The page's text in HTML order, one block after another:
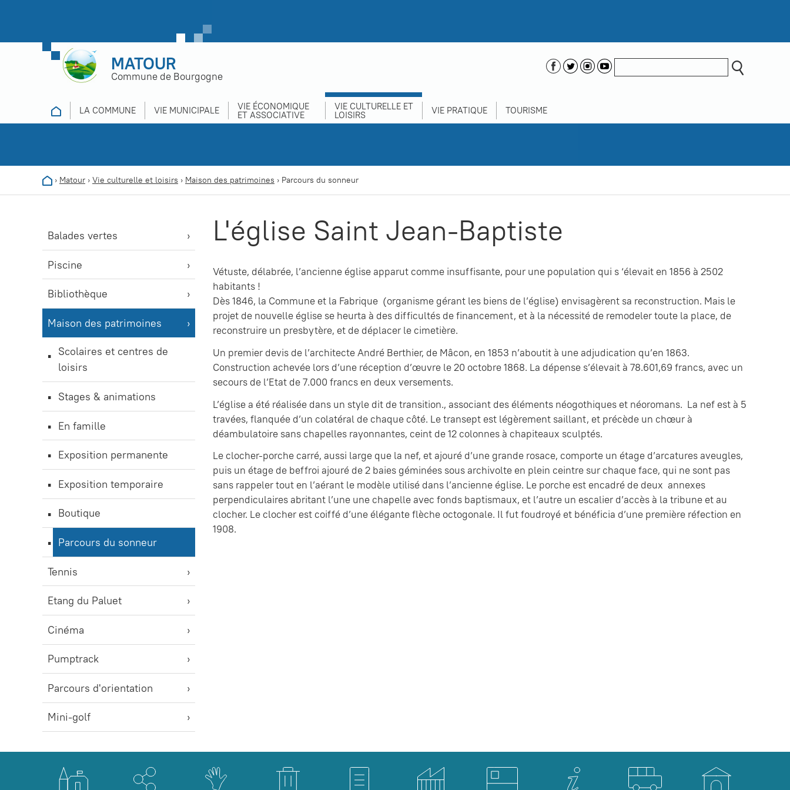
MATOUR
Commune de Bourgogne
LA COMMUNE VIE MUNICIPALE VIE ÉCONOMIQUE
ET ASSOCIATIVE
VIE CULTURELLE ET
LOISIRS VIE PRATIQUE TOURISME
› Matour › Vie culturelle et loisirs › Maison des patrimoines › Parcours du sonneur
Balades vertes
Piscine
Bibliothèque
Maison des patrimoines
Scolaires et centres de
loisirs
Stages & animations
En famille
Exposition permanente
Exposition temporaire
Boutique
Parcours du sonneur
Tennis
Etang du Paluet
Cinéma
Pumptrack
Parcours d'orientation
Mini-golf
L'église Saint Jean-Baptiste
Vétuste, délabrée, l’ancienne église apparut comme insuffisante, pour une population qui s ‘élevait en 1856 à 2502
habitants !
Dès 1846, la Commune et la Fabrique (organisme gérant les biens de l’église) envisagèrent sa reconstruction. Mais le
projet de nouvelle église se heurta à des difficultés de financement, et à la nécessité de remodeler toute la place, de
reconstruire un presbytère, et de déplacer le cimetière.
Un premier devis de l’architecte André Berthier, de Mâcon, en 1853 n’aboutit à une adjudication qu’en 1863.
Construction achevée lors d’une réception d’œuvre le 20 octobre 1868. La dépense s’élevait à 78.601,69 francs, avec un
secours de l’Etat de 7.000 francs en deux versements.
L’église a été réalisée dans un style dit de transition., associant des éléments néogothiques et néoromans. La nef est à 5
travées, flanquée d’un colatéral de chaque côté. Le transept est légèrement saillant, et précède un chœur à
déambulatoire sans chapelles rayonnantes, ceint de 12 colonnes à chapiteaux sculptés.
Le clocher-porche carré, aussi large que la nef, et ajouré d’une grande rosace, comporte un étage d’arcatures aveugles,
puis un étage de beffroi ajouré de 2 baies géminées sous archivolte en plein ceintre sur chaque face, qui ne sont pas
sans rappeler tout en l’aérant le modèle utilisé dans l’ancienne église. Le porche est encadré de deux annexes
perpendiculaires abritant l’une une chapelle avec fonds baptismaux, et l’autre un escalier d’accès à la tribune et au
clocher. Le clocher est coiffé d’une élégante flèche octogonale. Il fut foudroyé et bénéficia d’une première réfection en
1908.